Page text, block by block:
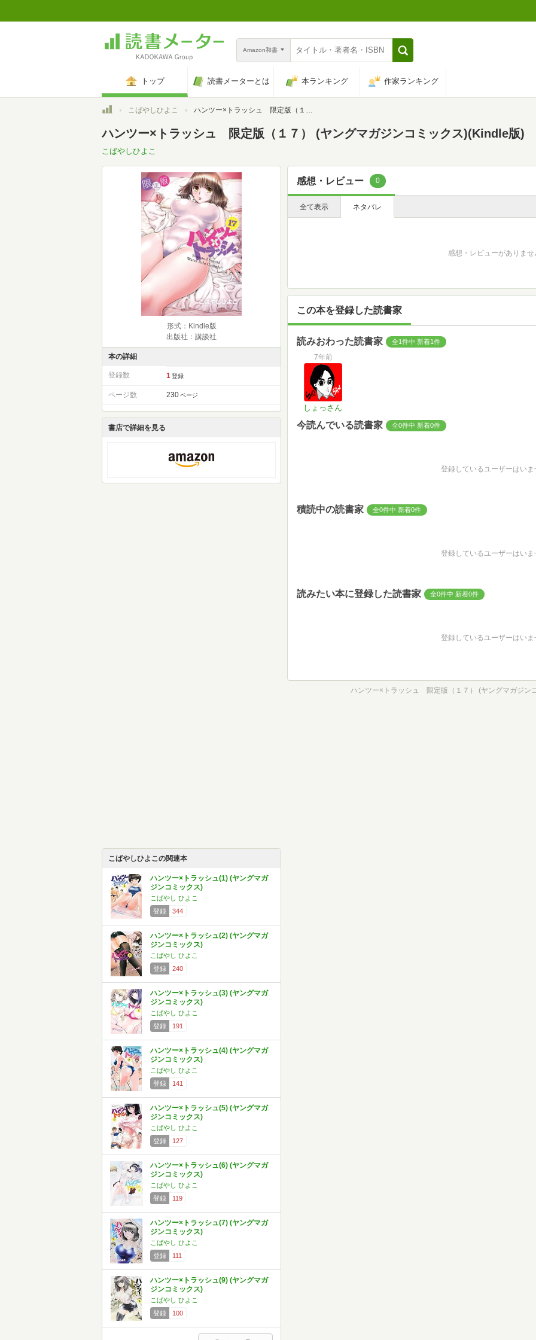
Amazon和書
トップ 読書メーターとは 本ランキング 作家ランキング
トップこばやしひよこ ハンツー×トラッシュ 限定版（１７） (ヤングマガジンコミックス)
ハンツー×トラッシュ 限定版（１７） (ヤングマガジンコミックス)(Kindle版)
こばやしひよこ
形式：Kindle版
出版社：講談社
本の詳細
登録数 1 登録
ページ数 230 ページ
書店で詳細を見る
こばやしひよこの関連本
ハンツー×トラッシュ(1) (ヤングマガ
ジンコミックス)
こばやし ひよこ
登録
344
ハンツー×トラッシュ(2) (ヤングマガ
ジンコミックス)
こばやし ひよこ
登録
240
ハンツー×トラッシュ(3) (ヤングマガ
ジンコミックス)
こばやし ひよこ
登録
191
ハンツー×トラッシュ(4) (ヤングマガ
ジンコミックス)
こばやし ひよこ
登録
141
ハンツー×トラッシュ(5) (ヤングマガ
ジンコミックス)
こばやし ひよこ
登録
127
ハンツー×トラッシュ(6) (ヤングマガ
ジンコミックス)
こばやし ひよこ
登録
119
ハンツー×トラッシュ(7) (ヤングマガ
ジンコミックス)
こばやし ひよこ
登録
111
ハンツー×トラッシュ(9) (ヤングマガ
ジンコミックス)
こばやし ひよこ
登録
100
感想・レビュー 0
全て表示 ネタバレ
感想・レビューがありませ
この本を登録した読書家
読みおわった読書家 全1件中 新着1件
7年前
しょっさん
今読んでいる読書家 全0件中 新着0件
登録しているユーザーはいま
積読中の読書家 全0件中 新着0件
登録しているユーザーはいま
読みたい本に登録した読書家 全0件中 新着0件
登録しているユーザーはいま
ハンツー×トラッシュ 限定版（１７） (ヤングマガジン